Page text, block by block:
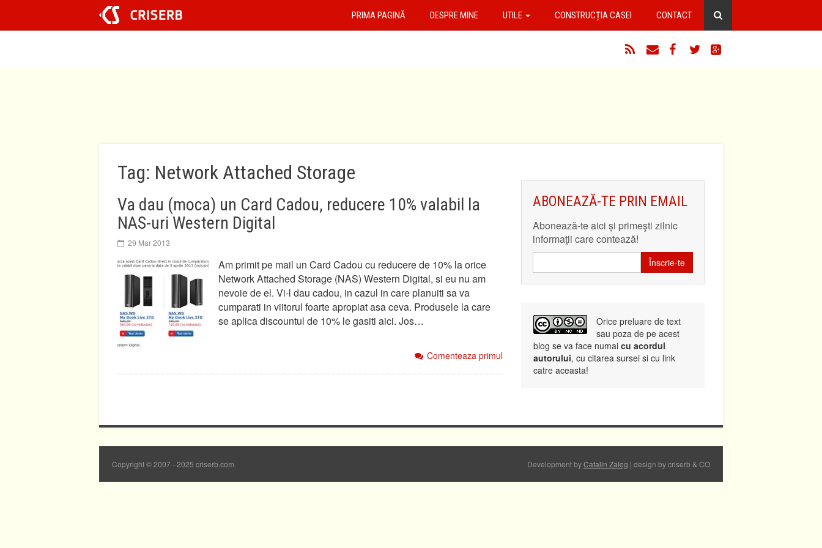
conținut
PRIMA PAGINĂ DESPRE MINE UTILE CONSTRUCȚIA CASEI CONTACT
Tag: Network Attached Storage
Va dau (moca) un Card Cadou, reducere 10% valabil la
NAS-uri Western Digital
29 Mar 2013
Am primit pe mail un Card Cadou cu reducere de 10% la orice
Network Attached Storage (NAS) Western Digital, si eu nu am
nevoie de el. Vi-l dau cadou, in cazul in care planuiti sa va
cumparati in viitorul foarte apropiat asa ceva. Produsele la care
se aplica discountul de 10% le gasiti aici. Jos…
Comenteaza primul
ABONEAZĂ-TE PRIN EMAIL
Abonează-te aici și primeşti zilnic
informaţii care contează!
Înscrie-te
Orice preluare de text
sau poza de pe acest
blog se va face numai cu acordul
autorului, cu citarea sursei si cu link
catre aceasta!
Copyright © 2007 - 2025 criserb.com Development byCatalin Zalog | design by criserb & CO